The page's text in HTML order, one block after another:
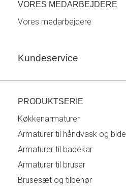
VORES MEDARBEJDERE
Vores medarbejdere
Kundeservice
PRODUKTSERIE
Køkkenarmaturer
Armaturer til håndvask og
Armaturer til badekar
Armaturer til bruser
Brusesæt og tilbehør